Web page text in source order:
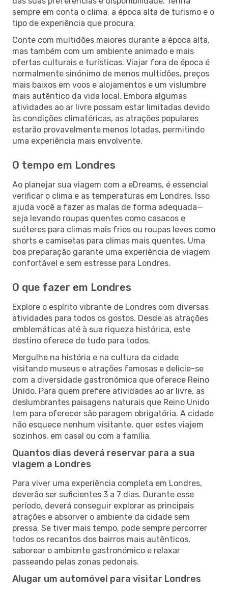
sempre em conta o clima, a época alta de turismo e o
tipo de experiência que procura.
Conte com multidões maiores durante a época alta,
mas também com um ambiente animado e mais
ofertas culturais e turísticas. Viajar fora de época é
normalmente sinónimo de menos multidões, preços
mais baixos em voos e alojamentos e um vislumbre
mais autêntico da vida local. Embora algumas
atividades ao ar livre possam estar limitadas devido
às condições climatéricas, as atrações populares
estarão provavelmente menos lotadas, permitindo
uma experiência mais envolvente.
O tempo em Londres
Ao planejar sua viagem com a eDreams, é essencial
verificar o clima e as temperaturas em Londres. Isso
ajuda você a fazer as malas de forma adequada—
seja levando roupas quentes como casacos e
suéteres para climas mais frios ou roupas leves como
shorts e camisetas para climas mais quentes. Uma
boa preparação garante uma experiência de viagem
confortável e sem estresse para Londres.
O que fazer em Londres
Explore o espírito vibrante de Londres com diversas
atividades para todos os gostos. Desde as atrações
emblemáticas até à sua riqueza histórica, este
destino oferece de tudo para todos.
Mergulhe na história e na cultura da cidade
visitando museus e atrações famosas e delicie-se
com a diversidade gastronómica que oferece Reino
Unido. Para quem prefere atividades ao ar livre, as
deslumbrantes paisagens naturais que Reino Unido
tem para oferecer são paragem obrigatória. A cidade
não esquece nenhum visitante, quer estes viajem
sozinhos, em casal ou com a família.
Quantos dias deverá reservar para a sua
viagem a Londres
Para viver uma experiência completa em Londres,
deverão ser suficientes 3 a 7 dias. Durante esse
período, deverá conseguir explorar as principais
atrações e absorver o ambiente da cidade sem
pressa. Se tiver mais tempo, pode sempre percorrer
todos os recantos dos bairros mais autênticos,
saborear o ambiente gastronómico e relaxar
passeando pelas zonas pedonais.
Alugar um automóvel para visitar Londres